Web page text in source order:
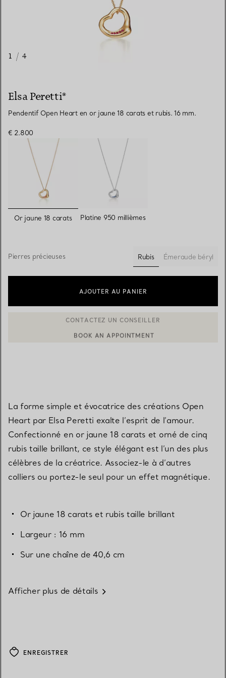
1 / 4
Elsa Peretti®
Pendentif Open Heart en or jaune 18 carats et rubis. 16 mm.
€ 2.800
sélectionnés
Or jaune 18 carats Platine 950 millièmes
Pierres précieuses
Rubis
sélectionnés
Émeraude béryl
AJOUTER AU PANIER
La forme simple et évocatrice des créations Open
Heart par Elsa Peretti exalte l’esprit de l’amour.
Confectionné en or jaune 18 carats et orné de cinq
rubis taille brillant, ce style élégant est l’un des plus
célèbres de la créatrice. Associez-le à d’autres
colliers ou portez-le seul pour un effet magnétique.
Or jaune 18 carats et rubis taille brillant
Largeur : 16 mm
Sur une chaîne de 40,6 cm
Afficher plus de détails
ENREGISTRER